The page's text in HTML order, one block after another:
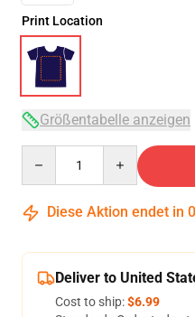
Print Location
Größentabelle anzeigen
Diese Aktion endet in
Deliver to United
Cost to ship:$6.99